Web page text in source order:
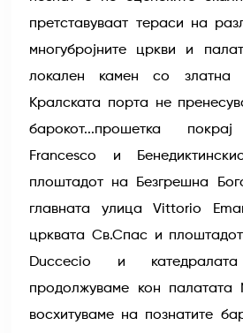
претставуваат тераси на
многубројните цркви и
локален камен со златна
Кралската порта не
барокот...прошетка
Francesco и
плоштадот на Безгрешна
главната улица Vittorio
црквата Св.Спас и
Duccecio и
продолжуваме кон
восхитуваме на познатите